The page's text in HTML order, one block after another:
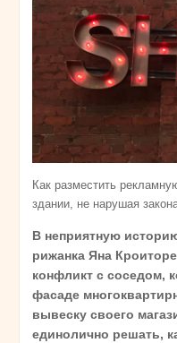
Как разместить
здании, не нарушая
В неприятную
рижанка Яна
конфликт с соседом,
фасаде
вывеску своего
единолично решать,